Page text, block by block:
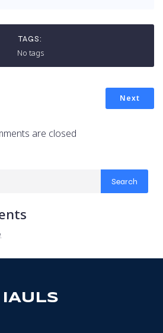
TAGS:
No tags
Next
are closed
Search
IAULS